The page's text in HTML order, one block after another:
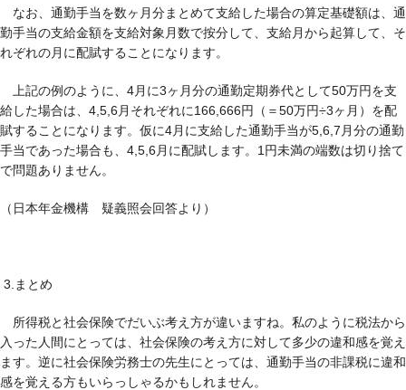
なお、通勤手当を数ヶ月分まとめて支給した場合の算定基礎額は、通
勤手当の支給金額を支給対象月数で按分して、支給月から起算して、そ
れぞれの月に配賦することになります。
上記の例のように、4月に3ヶ月分の通勤定期券代として50万円を支
給した場合は、4,5,6月それぞれに166,666円（＝50万円÷3ヶ月）を配
賦することになります。仮に4月に支給した通勤手当が5,6,7月分の通勤
手当であった場合も、4,5,6月に配賦します。1円未満の端数は切り捨て
で問題ありません。
（日本年金機構 疑義照会回答より）
3.まとめ
所得税と社会保険でだいぶ考え方が違いますね。私のように税法から
入った人間にとっては、社会保険の考え方に対して多少の違和感を覚え
ます。逆に社会保険労務士の先生にとっては、通勤手当の非課税に違和
感を覚える方もいらっしゃるかもしれません。